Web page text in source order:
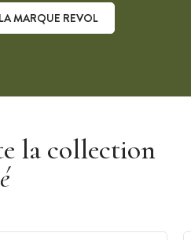
de 200 ans transforme la
MARQUE REVOL
la collection